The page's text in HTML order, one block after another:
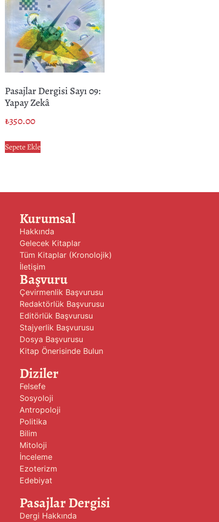
Pasajlar Dergisi Sayı 09:
Yapay Zekâ
₺350.00
Sepete Ekle
Kurumsal
Hakkında
Gelecek Kitaplar
Tüm Kitaplar (Kronolojik)
İletişim
Başvuru
Çevirmenlik Başvurusu
Redaktörlük Başvurusu
Editörlük Başvurusu
Stajyerlik Başvurusu
Dosya Başvurusu
Kitap Önerisinde Bulun
Diziler
Felsefe
Sosyoloji
Antropoloji
Politika
Bilim
Mitoloji
İnceleme
Ezoterizm
Edebiyat
Pasajlar Dergisi
Dergi Hakkında